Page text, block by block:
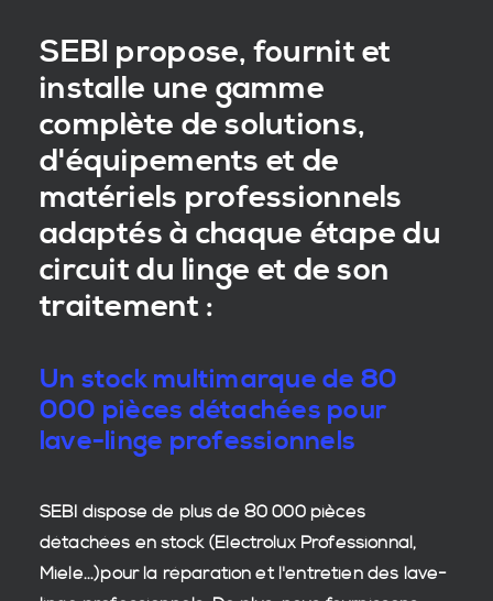
SEBI propose, fournit et
installe une gamme
complète de solutions,
d'équipements et de
matériels professionnels
adaptés à chaque étape du
circuit du linge et de son
traitement :
Un stock multimarque de 80
000 pièces détachées pour
lave-linge professionnels
SEBI dispose de plus de 80 000pièces
détachées en stock(Electrolux Professionnal,
Miele...)pour la réparation et l'entretien des lave-